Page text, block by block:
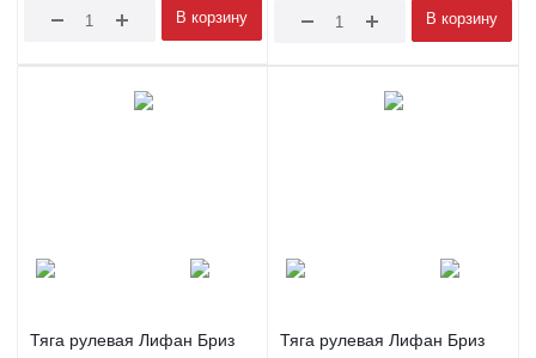
В корзину В корзину
Тяга рулевая Лифан Бриз
Тяга рулевая Лифан Бриз